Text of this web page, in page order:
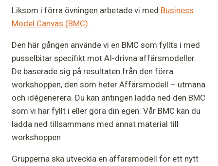
Liksom i förra övningen arbetade vi med Business
Model Canvas (BMC).
Den här gången använde vi en BMC som fyllts i med
pusselbitar specifikt mot AI-drivna affärsmodeller.
De baserade sig på resultaten från den förra
workshoppen, den som heter Affärsmodell – utmana
och idégenerera. Du kan antingen ladda ned den BMC
som vi har fyllt i eller göra din egen. Vår BMC kan du
ladda ned tillsammans med annat material till
workshoppen
Grupperna ska utveckla en affärsmodell för ett nytt